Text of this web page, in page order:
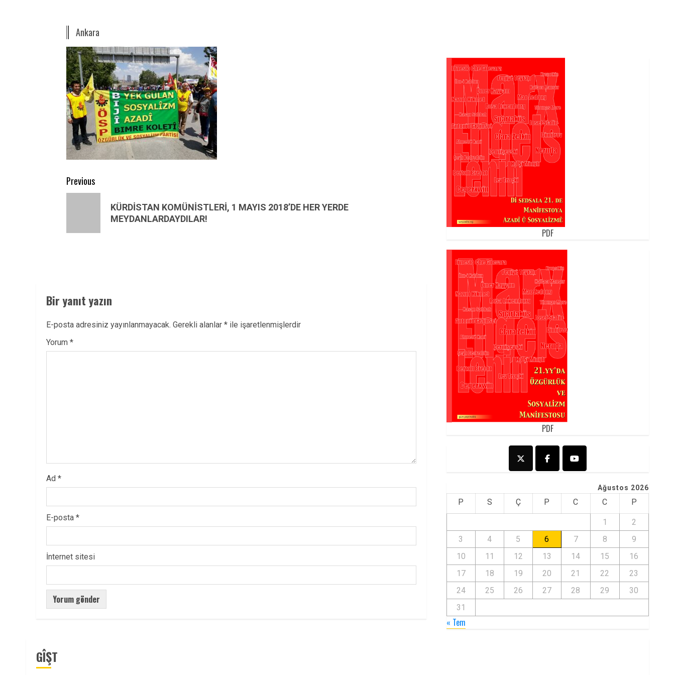
Ankara
Post
navigation
Previous
KÜRDİSTAN KOMÜNİSTLERİ, 1 MAYIS 2018’DE HER YERDE
MEYDANLARDAYDILAR!
Bir yanıt yazın
E-posta adresiniz yayınlanmayacak. Gerekli alanlar * ile işaretlenmişlerdir
Yorum *
Ad *
E-posta *
İnternet sitesi
PDF
PDF
Ağustos 2026
P S Ç P C C P
1
2
3
4 5 6 7 8
9
10
11 12 13 14 15
16
17
18 19 20 21 22
23
24
25 26 27 28 29
30
31
« Tem
GÎŞT